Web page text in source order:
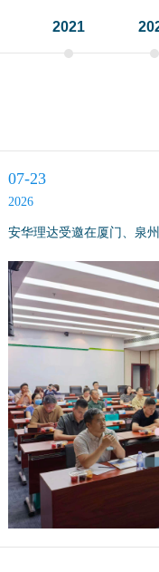
2021
07-23
2026
安华理达受邀在厦门、泉